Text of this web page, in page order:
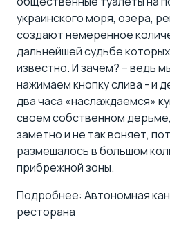
украинского моря, озера,
создают немеренное
дальнейшей судьбе
известно. И зачем? – ведь
нажимаем кнопку слива - и
два часа «наслаждаемся»
своем собственном
заметно и не так воняет,
размешалось в большом
прибрежной зоны.
Подробнее: Автономная
ресторана